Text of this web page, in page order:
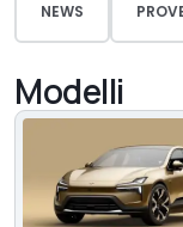
NEWS
Modelli